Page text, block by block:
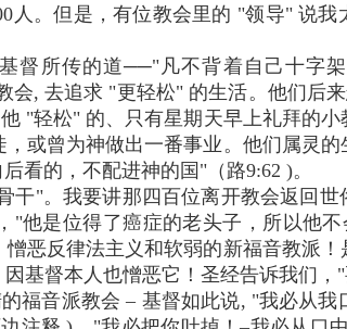
人。但是，有位教会里的 "领导" 说
督所传的道──"凡不背着自己十字
会, 去追求 "更轻松" 的生活。他们后
"轻松" 的、只有星期天早上礼拜的
或曾为神做出一番事业。他们属灵
看的，不配进神的国"（路9:62 )。
干"。我要讲那四百位离开教会返回
"他是位得了癌症的老头子，所以他
恶反律法主义和软弱的新福音教派
基督本人也憎恶它！圣经告诉我们，"
福音派教会 – 基督如此说, "我必从我